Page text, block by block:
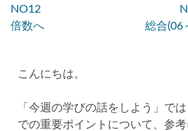
NO12
倍数へ
総合(06
こんにちは。
「今週の学びの話をしよう」で
での重要ポイントについて、参
4年生
学習相談への回答
SAPIXデイリーチェック